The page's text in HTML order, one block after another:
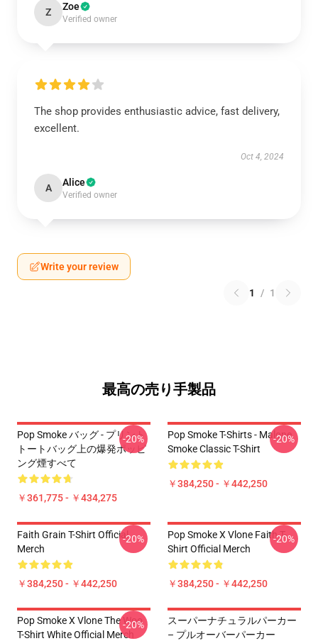
Z Zoe
Verified owner
The shop provides enthusiastic advice, fast delivery,
excellent.
Oct 4, 2024
A Alice
Verified owner
Write your review
1 / 1
最高の売り手製品
Pop Smoke バッグ - プリント
トートバッグ上の爆発ポッピ
ング煙すべて
￥361,775 - ￥434,275
-20%
Pop Smoke T-Shirts - Malone
Smoke Classic T-Shirt
￥384,250 - ￥442,250
-20%
Faith Grain T-Shirt Official
Merch
￥384,250 - ￥442,250
-20%
Pop Smoke X Vlone Faith T-
Shirt Official Merch
￥384,250 - ￥442,250
-20%
Pop Smoke X Vlone The Woo
T-Shirt White Official Merch
-20%
スーパーナチュラルパーカー
– プルオーバーパーカー